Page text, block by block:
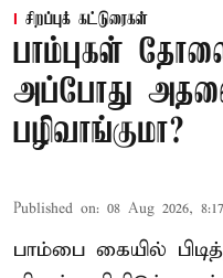
சிறப்புக் கட்டுரைகள்
பாம்புகள்
அப்போது
பழிவாங்குமா?
Published on: 08 Aug 2026,
பாம்பை கையில்